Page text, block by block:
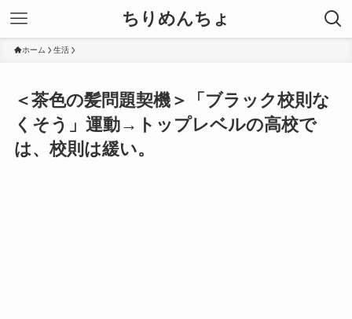
ちりめんちょ
ホーム 生活
＜茶色の髪問題契機＞「ブラック校則な
くそう」運動→トップレベルの高校で
は、校則は緩い。